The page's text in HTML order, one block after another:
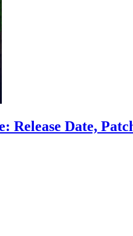
Release Date,